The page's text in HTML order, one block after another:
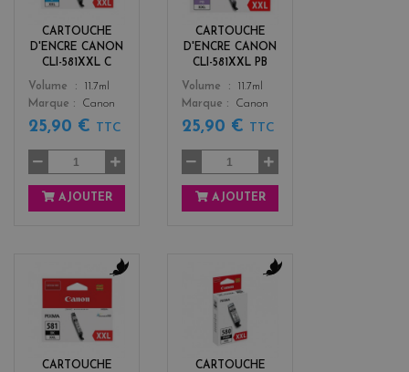
CARTOUCHE
D'ENCRE CANON
CLI-581XXL C
Color
n
Volume
11.7ml
Marque
Canon
25,90 € TTC
AJOUTER
CARTOUCHE
D'ENCRE CANON
CLI-581XXL PB
Color
e
Volume
11.7ml
Marque
Canon
25,90 € TTC
AJOUTER
CARTOUCHE
c
k
CARTOUCHE
k